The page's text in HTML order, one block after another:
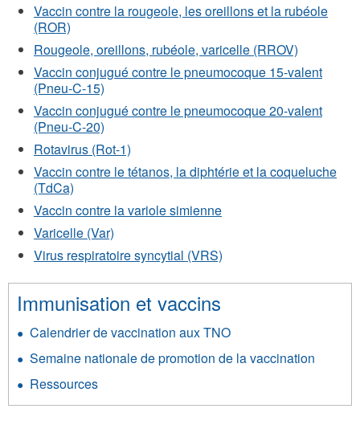
Vaccin contre la rougeole, les oreillons et la rubéole
(ROR)
Rougeole, oreillons, rubéole, varicelle (RROV)
Vaccin conjugué contre le pneumocoque 15-valent
(Pneu-C-15)
Vaccin conjugué contre le pneumocoque 20-valent
(Pneu-C-20)
Rotavirus (Rot-1)
Vaccin contre le tétanos, la diphtérie et la coqueluche
(TdCa)
Vaccin contre la variole simienne
Varicelle (Var)
Virus respiratoire syncytial (VRS)
Immunisation et vaccins
Calendrier de vaccination aux TNO
Semaine nationale de promotion de la vaccination
Ressources